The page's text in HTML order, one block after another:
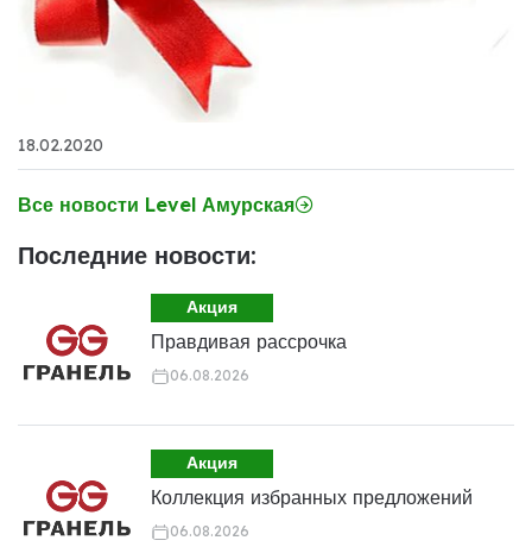
18.02.2020
Все новости Level Амурская
Последние новости:
Акция
Правдивая рассрочка
06.08.2026
Акция
Коллекция избранных предложений
06.08.2026